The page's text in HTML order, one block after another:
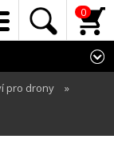
0
pro drony »